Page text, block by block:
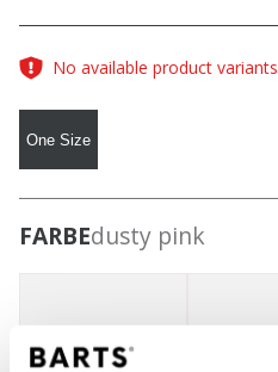
No available product variants
One Size
FARBEdusty pink